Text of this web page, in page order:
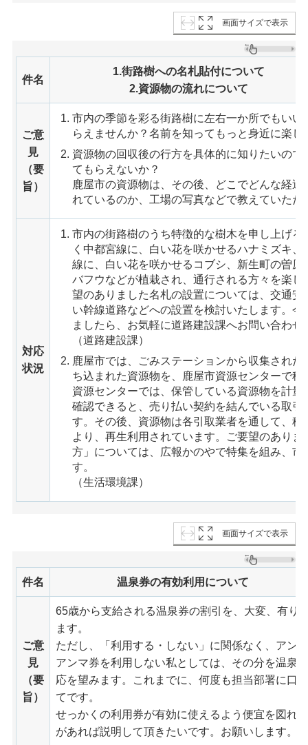
画面サイズで表示
件名
1.街路樹への名札貼付について
2.資源物の流れについて
ご意
見
（要
旨）
市内の季節を彩る街路樹に左右一か所でもい
らえませんか？名前を知ってもっと身近に楽し
資源物の回収後の行方を具体的に知りたいの
てもらえないか？
鹿屋市の資源物は、その後、どこでどんな経
れているのか、工場の写真などで教えていただ
対応
状況
市内の街路樹のうち特徴的な樹木を申し上げ
く中都宮線に、白い花を咲かせるハナミズキ
線に、白い花を咲かせるコブシ、新生町の曽
バフウなどが植栽され、通行される方々を楽
望のありました名札の設置については、交通
い幹線道路などへの設置を検討いたします。
ましたら、お気軽に道路建設課へお問い合わせ
（道路建設課）
鹿屋市では、ごみステーションから収集され
ち込まれた資源物を、鹿屋市資源センターで
資源センターでは、保管している資源物を計
確認できると、売り払い契約を結んでいる取
す。その後、資源物は各引取業者を通して、
より、再生利用されています。ご要望のあり
方」については、広報かのやで特集を組み、
す。
（生活環境課）
画面サイズで表示
件名 温泉券の有効利用について
ご意
見
（要
旨）
65歳から支給される温泉券の割引を、大変、有り
ます。
ただし、「利用する・しない」に関係なく、アン
アンマ券を利用しない私としては、その分を温泉
応を望みます。これまでに、何度も担当部署に口
てです。
せっかくの利用券が有効に使えるよう便宜を図れ
があれば説明して頂きたいです。お願いします。